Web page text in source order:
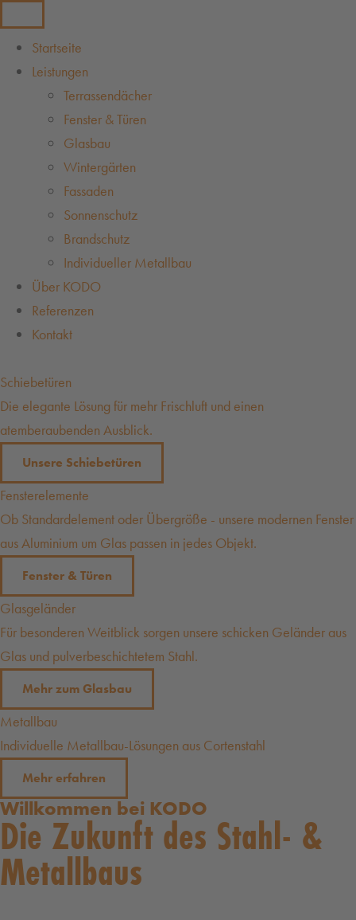
Startseite
Leistungen
Terrassendächer
Fenster & Türen
Glasbau
Wintergärten
Fassaden
Sonnenschutz
Brandschutz
Individueller Metallbau
Über KODO
Referenzen
Kontakt
Schiebetüren
Die elegante Lösung für mehr Frischluft und einen
atemberaubenden Ausblick.
Unsere Schiebetüren
Fenster­elemente
Ob Standardelement oder Übergröße - unsere modernen Fenster
aus Aluminium um Glas passen in jedes Objekt.
Fenster & Türen
Glasgeländer
Für besonderen Weitblick sorgen unsere schicken Geländer aus
Glas und pulverbeschichtetem Stahl.
Mehr zum Glasbau
Metallbau
Individuelle Metallbau-Lösungen aus Cortenstahl
Mehr erfahren
Willkommen bei KODO
Die Zukunft des Stahl- &
Metallbaus